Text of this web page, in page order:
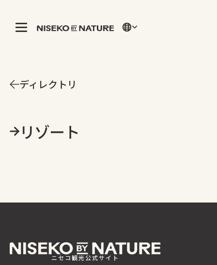
ディレクトリ
リゾート
ニセコ観光公式サイト